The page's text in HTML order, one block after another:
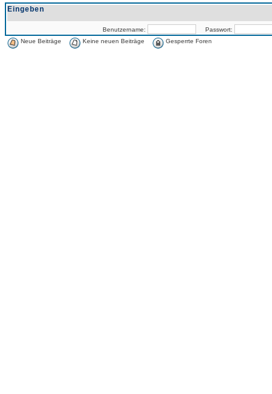
Eingeben
Benutzername:
Passwort:
Neue Beiträge
Keine neuen Beiträge Gesperrte Foren